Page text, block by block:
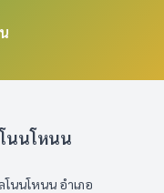
นนโหนน
นนโหนน อำเภอ